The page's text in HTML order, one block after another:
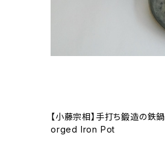
【小藤宗相】手打ち鍛造の鉄鍋 /【Shusuke Koto】Hand-f
orged Iron Pot